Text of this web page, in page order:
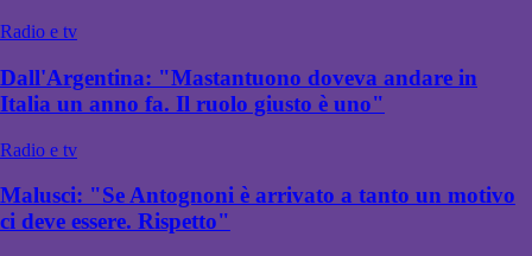
Radio e tv
Dall'Argentina: "Mastantuono doveva andare in
Italia un anno fa. Il ruolo giusto è uno"
Radio e tv
Malusci: "Se Antognoni è arrivato a tanto un motivo
ci deve essere. Rispetto"